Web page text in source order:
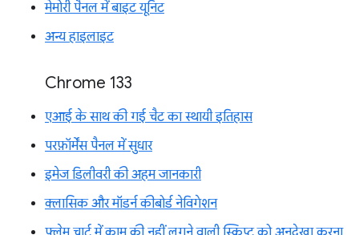
मेमोरी पैनल में बाइट यूनिट
अन्य हाइलाइट
Chrome 133
एआई के साथ की गई चैट का स्थायी इतिहास
परफ़ॉर्मेंस पैनल में सुधार
इमेज डिलीवरी की अहम जानकारी
क्लासिक और मॉडर्न कीबोर्ड नेविगेशन